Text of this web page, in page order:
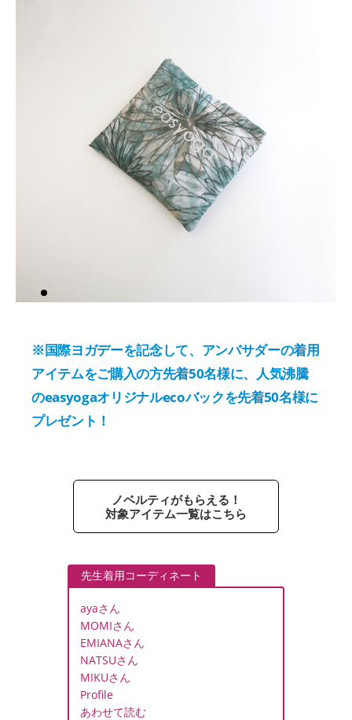
※国際ヨガデーを記念して、アンバサダーの着用
アイテムをご購入の方先着50名様に、人気沸騰
のeasyogaオリジナルecoバックを先着50名様に
プレゼント！
ノベルティがもらえる！
対象アイテム一覧はこちら
先生着用コーディネート
ayaさん
MOMIさん
EMIANAさん
NATSUさん
MIKUさん
Profile
あわせて読む